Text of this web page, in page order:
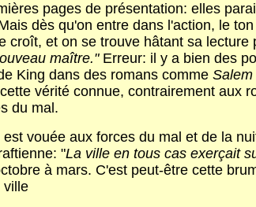
pages de présentation: elles
dès qu'on entre dans l'action, le
croît, et on se trouve hâtant sa
maître."Erreur: il y a bien des
King dans des romans comme Salem
vérité connue, contrairement
du mal.
vouée aux forces du mal et de la
"La ville en tous cas exerçait
à mars. C'est peut-être cette
ville